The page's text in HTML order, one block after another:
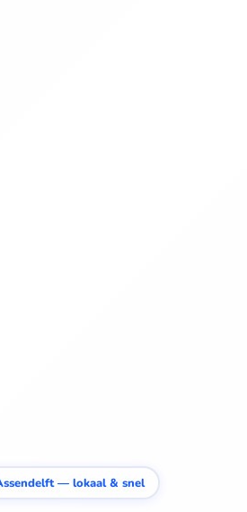
— lokaal & snel